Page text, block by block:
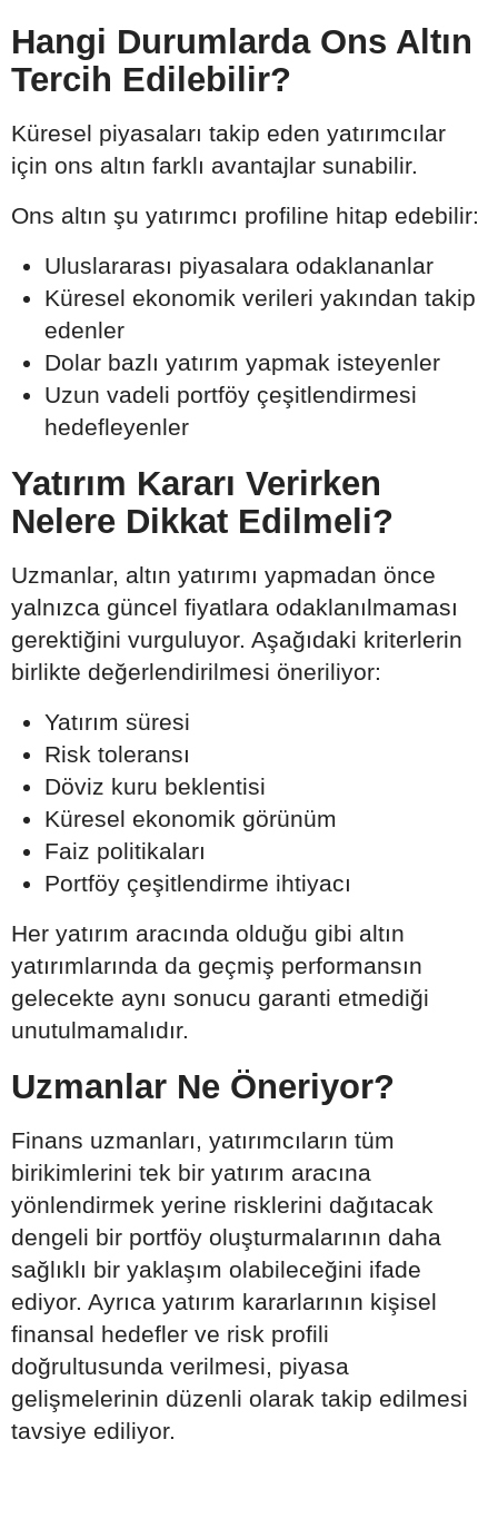
Hangi Durumlarda Ons Altın
Tercih Edilebilir?
Küresel piyasaları takip eden yatırımcılar
için ons altın farklı avantajlar sunabilir.
Ons altın şu yatırımcı profiline hitap edebilir:
Uluslararası piyasalara odaklananlar
Küresel ekonomik verileri yakından takip
edenler
Dolar bazlı yatırım yapmak isteyenler
Uzun vadeli portföy çeşitlendirmesi
hedefleyenler
Yatırım Kararı Verirken
Nelere Dikkat Edilmeli?
Uzmanlar, altın yatırımı yapmadan önce
yalnızca güncel fiyatlara odaklanılmaması
gerektiğini vurguluyor. Aşağıdaki kriterlerin
birlikte değerlendirilmesi öneriliyor:
Yatırım süresi
Risk toleransı
Döviz kuru beklentisi
Küresel ekonomik görünüm
Faiz politikaları
Portföy çeşitlendirme ihtiyacı
Her yatırım aracında olduğu gibi altın
yatırımlarında da geçmiş performansın
gelecekte aynı sonucu garanti etmediği
unutulmamalıdır.
Uzmanlar Ne Öneriyor?
Finans uzmanları, yatırımcıların tüm
birikimlerini tek bir yatırım aracına
yönlendirmek yerine risklerini dağıtacak
dengeli bir portföy oluşturmalarının daha
sağlıklı bir yaklaşım olabileceğini ifade
ediyor. Ayrıca yatırım kararlarının kişisel
finansal hedefler ve risk profili
doğrultusunda verilmesi, piyasa
gelişmelerinin düzenli olarak takip edilmesi
tavsiye ediliyor.